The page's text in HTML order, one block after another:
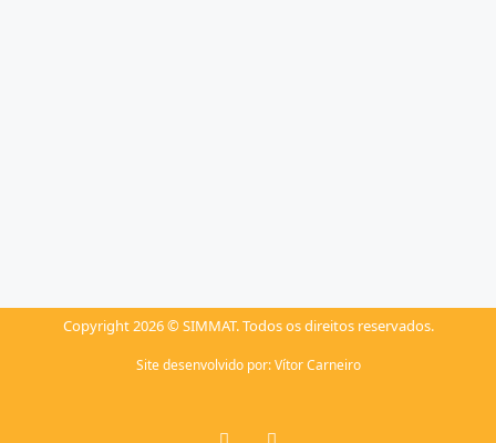
Copyright 2026 © SIMMAT. Todos os direitos reservados.
Site desenvolvido por: Vítor Carneiro